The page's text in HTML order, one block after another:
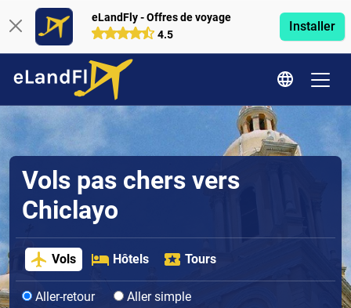
eLandFly - Offres de voyage
4.5
Installer
Vols pas chers vers
Chiclayo
Vols Hôtels Tours
Aller-retour
Aller simple